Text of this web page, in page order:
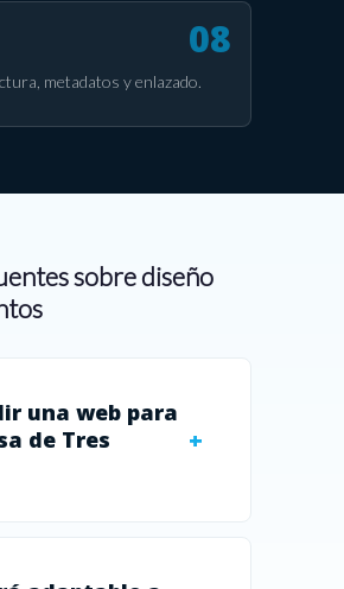
metadatos y enlazado.
sobre diseño
una web para
de Tres